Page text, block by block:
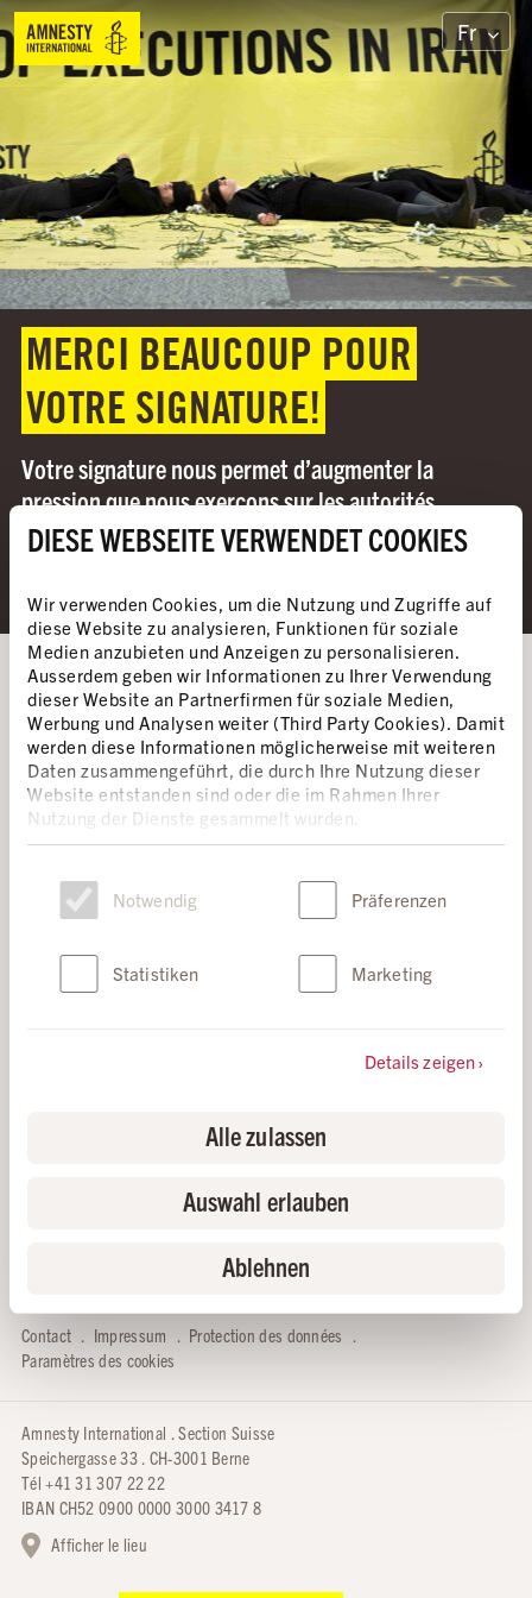
DIESE WEBSEITE VERWENDET COOKIES
Wir verwenden Cookies, um die Nutzung und Zugriffe auf
diese Website zu analysieren, Funktionen für soziale
Medien anzubieten und Anzeigen zu personalisieren.
Ausserdem geben wir Informationen zu Ihrer Verwendung
dieser Website an Partnerfirmen für soziale Medien,
Werbung und Analysen weiter (Third Party Cookies). Damit
werden diese Informationen möglicherweise mit weiteren
Daten zusammengeführt, die durch Ihre Nutzung dieser
Website entstanden sind oder die im Rahmen Ihrer
Nutzung der Dienste gesammelt wurden.
Einwilligungsauswahl
Notwendig
Präferenzen
Statistiken Marketing
Details zeigen
Alle zulassen
Auswahl erlauben
Ablehnen
Fr
MERCI BEAUCOUP POUR
VOTRE SIGNATURE!
Votre signature nous permet d’augmenter la
pression que nous exerçons sur les autorités
iraniennes et envoie un signe de solidarité à la
VOTRE DON POUR LA LIBERTÉ ET LA
JUSTICE
Depuis des années et en ce moment même, nous
observons de près ce qui se passe en Iran. Nous
humains et nous nous engageons sans relâche pour
les personnes menacées. Nous ne nous arrêterons
pas – jusqu'à ce que la peine de mort soit abolie et
que les gens puissent vivre librement.
Soutenez notre travail de protection des droits
Contact
Impressum
Protection des données
Paramètres des cookies
Amnesty International . Section Suisse
Speichergasse 33 . CH-3001 Berne
Tél +41 31 307 22 22
IBAN CH52 0900 0000 3000 3417 8
Afficher le lieu